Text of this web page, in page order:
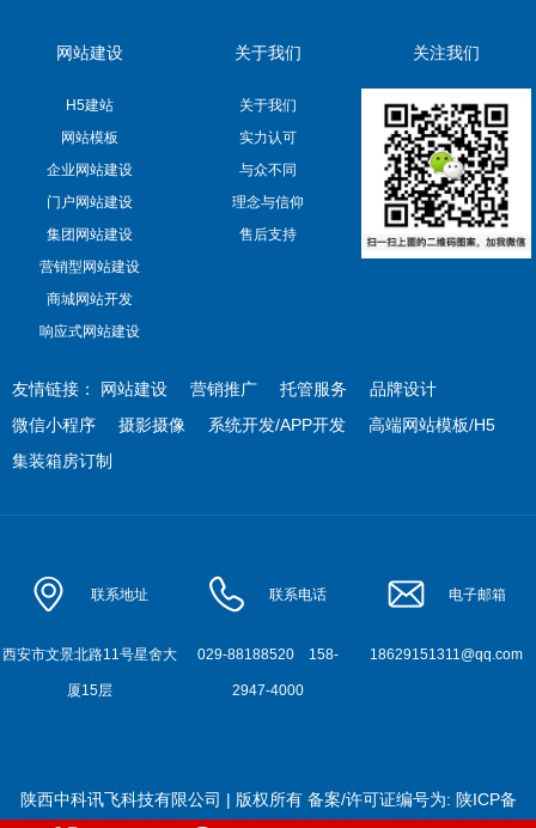
网站建设
H5建站
网站模板
企业网站建设
门户网站建设
集团网站建设
营销型网站建设
商城网站开发
响应式网站建设
关于我们
关于我们
实力认可
与众不同
理念与信仰
售后支持
关注我们
友情链接： 网站建设 营销推广 托管服务
品牌设计
微信小程序
摄影摄像 系统开发/APP开发
高端网站模板/H5
集装箱房订制
联系地址
西安市文景北路11号星舍大
厦15层
联系电话
029-88188520158-
2947-4000
电子邮箱
18629151311@qq.com
陕西中科讯飞科技有限公司 | 版权所有 备案/许可证编号为: 陕ICP备